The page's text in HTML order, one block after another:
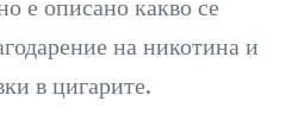
е описано какво се
на никотина и
в цигарите.